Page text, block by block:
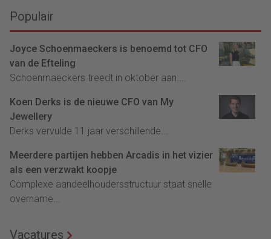
Populair
Joyce Schoenmaeckers is benoemd tot CFO
van de Efteling
Schoenmaeckers treedt in oktober aan....
Koen Derks is de nieuwe CFO van My
Jewellery
Derks vervulde 11 jaar verschillende...
Meerdere partijen hebben Arcadis in het vizier
als een verzwakt koopje
Complexe aandeelhoudersstructuur staat snelle
overname...
Vacatures